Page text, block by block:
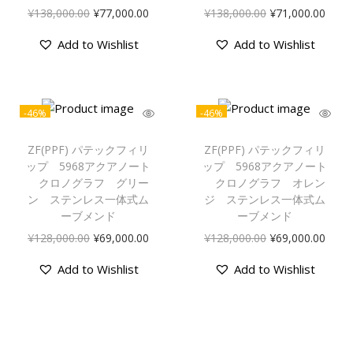
¥138,000.00 ¥77,000.00
Add to Wishlist
¥138,000.00 ¥71,000.00
Add to Wishlist
-46%
ZF(PPF) パテックフィリ
ップ 5968アクアノート
クロノグラフ グリー
ン ステンレス一体式ム
ーブメンド
¥128,000.00 ¥69,000.00
Add to Wishlist
-46%
ZF(PPF) パテックフィリ
ップ 5968アクアノート
クロノグラフ オレン
ジ ステンレス一体式ム
ーブメンド
¥128,000.00 ¥69,000.00
Add to Wishlist